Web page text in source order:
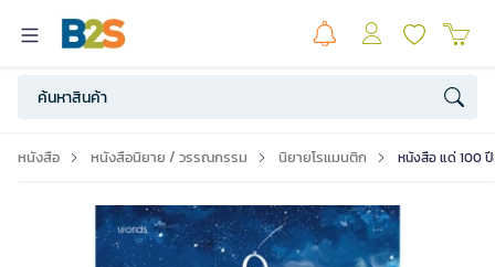
หนังสือ หนังสือนิยาย / วรรณกรรม นิยายโรแมนติก หนังสือ แด่ 100 ปี